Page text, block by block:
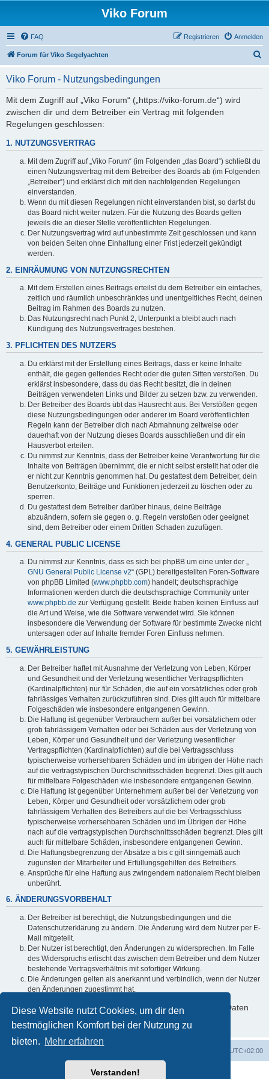
Diese Website nutzt Cookies, um dir den
bestmöglichen Komfort bei der Nutzung zu
bieten. Mehr erfahren
Verstanden!
Viko Forum
FAQ Anmelden
Registrieren
Forum für Viko Segelyachten
Viko Forum - Nutzungsbedingungen
Mit dem Zugriff auf „Viko Forum“ („https://viko-forum.de“) wird
zwischen dir und dem Betreiber ein Vertrag mit folgenden
Regelungen geschlossen:
1. NUTZUNGSVERTRAG
Mit dem Zugriff auf „Viko Forum“ (im Folgenden „das Board“) schließt du
einen Nutzungsvertrag mit dem Betreiber des Boards ab (im Folgenden
„Betreiber“) und erklärst dich mit den nachfolgenden Regelungen
einverstanden.
Wenn du mit diesen Regelungen nicht einverstanden bist, so darfst du
das Board nicht weiter nutzen. Für die Nutzung des Boards gelten
jeweils die an dieser Stelle veröffentlichten Regelungen.
Der Nutzungsvertrag wird auf unbestimmte Zeit geschlossen und kann
von beiden Seiten ohne Einhaltung einer Frist jederzeit gekündigt
werden.
2. EINRÄUMUNG VON NUTZUNGSRECHTEN
Mit dem Erstellen eines Beitrags erteilst du dem Betreiber ein einfaches,
zeitlich und räumlich unbeschränktes und unentgeltliches Recht, deinen
Beitrag im Rahmen des Boards zu nutzen.
Das Nutzungsrecht nach Punkt 2, Unterpunkt a bleibt auch nach
Kündigung des Nutzungsvertrages bestehen.
3. PFLICHTEN DES NUTZERS
Du erklärst mit der Erstellung eines Beitrags, dass er keine Inhalte
enthält, die gegen geltendes Recht oder die guten Sitten verstoßen. Du
erklärst insbesondere, dass du das Recht besitzt, die in deinen
Beiträgen verwendeten Links und Bilder zu setzen bzw. zu verwenden.
Der Betreiber des Boards übt das Hausrecht aus. Bei Verstößen gegen
diese Nutzungsbedingungen oder anderer im Board veröffentlichten
Regeln kann der Betreiber dich nach Abmahnung zeitweise oder
dauerhaft von der Nutzung dieses Boards ausschließen und dir ein
Hausverbot erteilen.
Du nimmst zur Kenntnis, dass der Betreiber keine Verantwortung für die
Inhalte von Beiträgen übernimmt, die er nicht selbst erstellt hat oder die
er nicht zur Kenntnis genommen hat. Du gestattest dem Betreiber, dein
Benutzerkonto, Beiträge und Funktionen jederzeit zu löschen oder zu
sperren.
Du gestattest dem Betreiber darüber hinaus, deine Beiträge
abzuändern, sofern sie gegen o. g. Regeln verstoßen oder geeignet
sind, dem Betreiber oder einem Dritten Schaden zuzufügen.
4. GENERAL PUBLIC LICENSE
Du nimmst zur Kenntnis, dass es sich bei phpBB um eine unter der „
GNU General Public License v2“ (GPL) bereitgestellten Foren-Software
von phpBB Limited (www.phpbb.com) handelt; deutschsprachige
Informationen werden durch die deutschsprachige Community unter
www.phpbb.de zur Verfügung gestellt. Beide haben keinen Einfluss auf
die Art und Weise, wie die Software verwendet wird. Sie können
insbesondere die Verwendung der Software für bestimmte Zwecke nicht
untersagen oder auf Inhalte fremder Foren Einfluss nehmen.
5. GEWÄHRLEISTUNG
Der Betreiber haftet mit Ausnahme der Verletzung von Leben, Körper
und Gesundheit und der Verletzung wesentlicher Vertragspflichten
(Kardinalpflichten) nur für Schäden, die auf ein vorsätzliches oder grob
fahrlässiges Verhalten zurückzuführen sind. Dies gilt auch für mittelbare
Folgeschäden wie insbesondere entgangenen Gewinn.
Die Haftung ist gegenüber Verbrauchern außer bei vorsätzlichem oder
grob fahrlässigem Verhalten oder bei Schäden aus der Verletzung von
Leben, Körper und Gesundheit und der Verletzung wesentlicher
Vertragspflichten (Kardinalpflichten) auf die bei Vertragsschluss
typischerweise vorhersehbaren Schäden und im übrigen der Höhe nach
auf die vertragstypischen Durchschnittsschäden begrenzt. Dies gilt auch
für mittelbare Folgeschäden wie insbesondere entgangenen Gewinn.
Die Haftung ist gegenüber Unternehmern außer bei der Verletzung von
Leben, Körper und Gesundheit oder vorsätzlichem oder grob
fahrlässigem Verhalten des Betreibers auf die bei Vertragsschluss
typischerweise vorhersehbaren Schäden und im Übrigen der Höhe
nach auf die vertragstypischen Durchschnittsschäden begrenzt. Dies gilt
auch für mittelbare Schäden, insbesondere entgangenen Gewinn.
Die Haftungsbegrenzung der Absätze a bis c gilt sinngemäß auch
zugunsten der Mitarbeiter und Erfüllungsgehilfen des Betreibers.
Ansprüche für eine Haftung aus zwingendem nationalem Recht bleiben
unberührt.
6. ÄNDERUNGSVORBEHALT
Der Betreiber ist berechtigt, die Nutzungsbedingungen und die
Datenschutzerklärung zu ändern. Die Änderung wird dem Nutzer per E-
Mail mitgeteilt.
Der Nutzer ist berechtigt, den Änderungen zu widersprechen. Im Falle
des Widerspruchs erlischt das zwischen dem Betreiber und dem Nutzer
bestehende Vertragsverhältnis mit sofortiger Wirkung.
Die Änderungen gelten als anerkannt und verbindlich, wenn der Nutzer
den Änderungen zugestimmt hat.
Informationen über den Umgang mit deinen persönlichen Daten
sind in der Datenschutzerklärung enthalten.
UTC+02:00
Powered byphpBB® Forum Software © phpBB Limited